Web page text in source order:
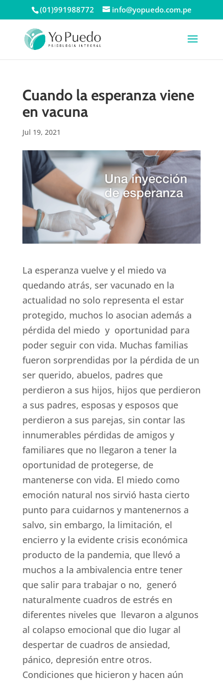
(01)991988772 info@yopuedo.com.pe
Cuando la esperanza viene
en vacuna
Jul 19, 2021
La esperanza vuelve y el miedo va
quedando atrás, ser vacunado en la
actualidad no solo representa el estar
protegido, muchos lo asocian además a
pérdida del miedo y oportunidad para
poder seguir con vida. Muchas familias
fueron sorprendidas por la pérdida de un
ser querido, abuelos, padres que
perdieron a sus hijos, hijos que perdieron
a sus padres, esposas y esposos que
perdieron a sus parejas, sin contar las
innumerables pérdidas de amigos y
familiares que no llegaron a tener la
oportunidad de protegerse, de
mantenerse con vida. El miedo como
emoción natural nos sirvió hasta cierto
punto para cuidarnos y mantenernos a
salvo, sin embargo, la limitación, el
encierro y la evidente crisis económica
producto de la pandemia, que llevó a
muchos a la ambivalencia entre tener
que salir para trabajar o no, generó
naturalmente cuadros de estrés en
diferentes niveles que llevaron a algunos
al colapso emocional que dio lugar al
despertar de cuadros de ansiedad,
pánico, depresión entre otros.
Condiciones que hicieron y hacen aún